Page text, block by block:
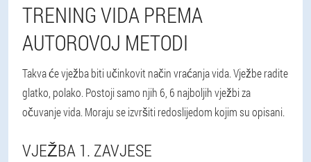
TRENING VIDA PREMA
AUTOROVOJ METODI
Takva će vježba biti učinkovit način vraćanja vida. Vježbe radite
glatko, polako. Postoji samo njih 6, 6 najboljih vježbi za
očuvanje vida. Moraju se izvršiti redoslijedom kojim su opisani.
VJEŽBA 1. ZAVJESE